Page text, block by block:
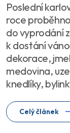
Poslední
roce
do vyprodání
k dostání
dekorace,
medovina,
knedlíky,
Celý článek